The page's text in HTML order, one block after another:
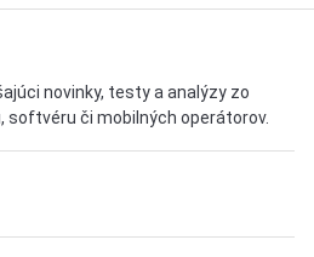
novinky, testy a analýzy zo
softvéru či mobilných operátorov.